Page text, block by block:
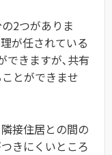
2つがありま
が任されている
できますが､共有
とができませ
接住居との間の
きにくいところ